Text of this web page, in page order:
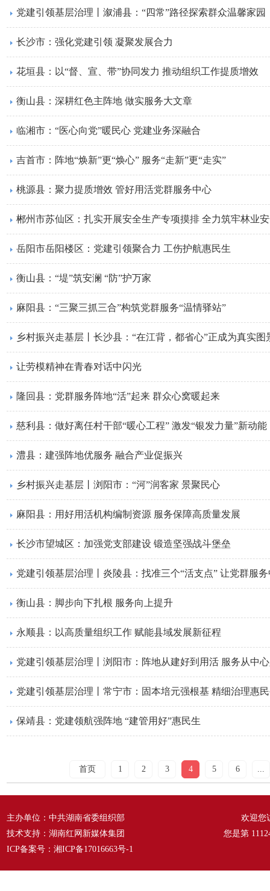
党建引领基层治理丨溆浦县：“四常”路径探索群众温馨家园
长沙市：强化党建引领 凝聚发展合力
​花垣县：以“督、宣、带”协同发力 推动组织工作提质增效
衡山县：深耕红色主阵地 做实服务大文章
临湘市：“医心向党”暖民心 党建业务深融合
吉首市：阵地“焕新”更“焕心” 服务“走新”更“走实”
桃源县：聚力提质增效 管好用活党群服务中心
郴州市苏仙区：扎实开展安全生产专项摸排 全力筑牢林业
​岳阳市岳阳楼区：党建引领聚合力 工伤护航惠民生
衡山县：“堤”筑安澜 “防”护万家
麻阳县：“三聚三抓三合”构筑党群服务“温情驿站”
乡村振兴走基层丨长沙县：“在江背，都省心”正成为真实图
让劳模精神在青春对话中闪光
隆回县：党群服务阵地“活”起来 群众心窝暖起来
慈利县：做好离任村干部“暖心工程” 激发“银发力量”新动能
澧县：建强阵地优服务 融合产业促振兴
​乡村振兴走基层丨浏阳市：“河”润客家 景聚民心
麻阳县：用好用活机构编制资源 服务保障高质量发展
长沙市望城区：加强党支部建设 锻造坚强战斗堡垒
党建引领基层治理丨炎陵县：找准三个“活支点” 让党群服
衡山县：脚步向下扎根 服务向上提升
永顺县：以高质量组织工作 赋能县域发展新征程
党建引领基层治理丨浏阳市：阵地从建好到用活 服务从中
党建引领基层治理丨常宁市：固本培元强根基 精细治理惠
​保靖县：党建领航强阵地 “建管用好”惠民生
首页 1 2 3 4 5 6 ...
主办单位：中共湖南省委组织部
技术支持：湖南红网新媒体集团
ICP备案号： 湘ICP备17016663号-1
欢迎您
您是第